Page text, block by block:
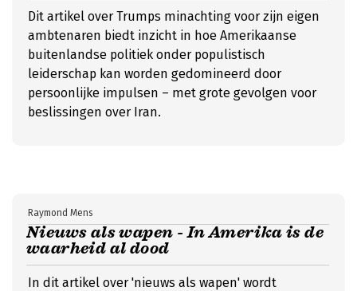
Dit artikel over Trumps minachting voor zijn eigen
ambtenaren biedt inzicht in hoe Amerikaanse
buitenlandse politiek onder populistisch
leiderschap kan worden gedomineerd door
persoonlijke impulsen – met grote gevolgen voor
beslissingen over Iran.
Nieuws als wapen - In Amerika is de
waarheid al dood
Raymond Mens
In dit artikel over 'nieuws als wapen' wordt